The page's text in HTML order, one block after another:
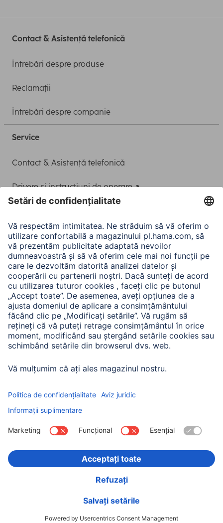
Contact & Asistență telefonică
Întrebări despre produse
Reclamații
Întrebări despre companie
Service
Contact & Asistență telefonică
Drivere și instrucțiuni de operare
A.N.P.C.
A.N.P.C. SAL
Companie
Istoria companiei
Hama Mondial
Alege ţara
Confidențialitate și securitate
Condiții de garanție
Declarație de accesibilitate